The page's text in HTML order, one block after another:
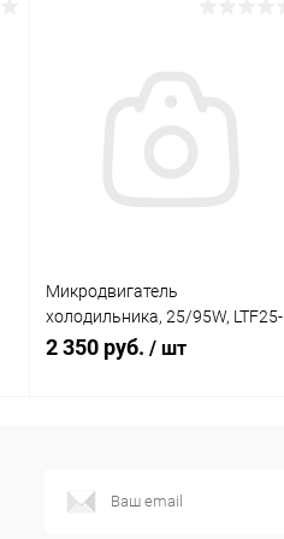
Микродвигатель
холодильника, 25/95W, LTF25-
220-50/60
2 350 руб. / шт
К